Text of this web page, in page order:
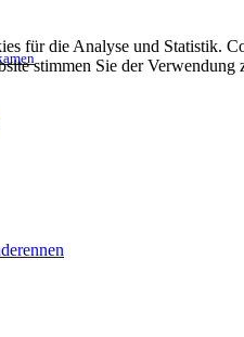
für die Analyse und Statistik.
stimmen Sie der